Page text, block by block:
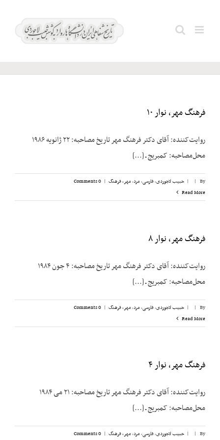
شهبازی؛
فرهنگ مهر، نوار ۱۰
روایت‌کننده: آقای دکتر فرهنگ مهر تاریخ مصاحبه: ۲۲ ژانویه ۱۹۸۶
محل‌مصاحبه: کمبریج ـ [...]
By
|
| حبیب لاجوردی,فارسی,مرد,مهر، فرهنگ |
0 Comments
Read More
فرهنگ مهر، نوار ۸
روایت‌کننده: آقای دکتر فرهنگ مهر تاریخ مصاحبه: ۴ جون ۱۹۸۴
محل‌مصاحبه: کمبریج ـ [...]
By
|
| حبیب لاجوردی,فارسی,مرد,مهر، فرهنگ |
0 Comments
Read More
فرهنگ مهر، نوار ۴
روایت‌کننده: آقای دکتر فرهنگ مهر تاریخ مصاحبه: ۲۱ می ۱۹۸۴
محل‌مصاحبه: کمبریج ـ [...]
By
|
| حبیب لاجوردی,فارسی,مرد,مهر، فرهنگ |
0 Comments